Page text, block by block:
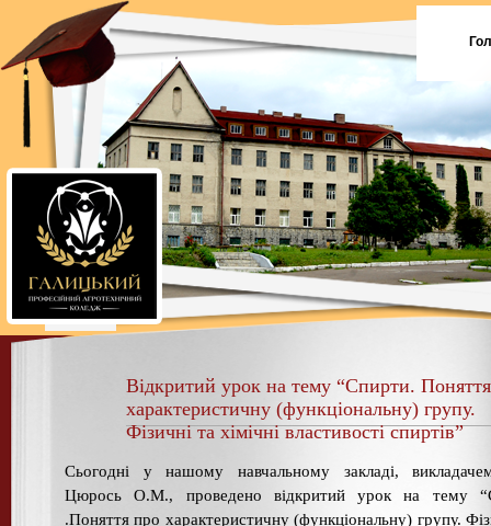
Відкритий урок на тему “Спирти.
характеристичну (функціональну) групу.
Фізичні та хімічні властивості спиртів”
Сьогодні у нашому навчальному закладі,
Цюрось О.М., проведено відкритий урок на тему
.Поняття про характеристичну (функціональну) групу.